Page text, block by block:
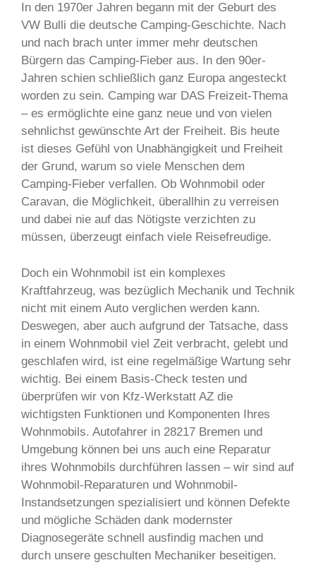
In den 1970er Jahren begann mit der Geburt des
VW Bulli die deutsche Camping-Geschichte. Nach
und nach brach unter immer mehr deutschen
Bürgern das Camping-Fieber aus. In den 90er-
Jahren schien schließlich ganz Europa angesteckt
worden zu sein. Camping war DAS Freizeit-Thema
– es ermöglichte eine ganz neue und von vielen
sehnlichst gewünschte Art der Freiheit. Bis heute
ist dieses Gefühl von Unabhängigkeit und Freiheit
der Grund, warum so viele Menschen dem
Camping-Fieber verfallen. Ob Wohnmobil oder
Caravan, die Möglichkeit, überallhin zu verreisen
und dabei nie auf das Nötigste verzichten zu
müssen, überzeugt einfach viele Reisefreudige.
Doch ein Wohnmobil ist ein komplexes
Kraftfahrzeug, was bezüglich Mechanik und Technik
nicht mit einem Auto verglichen werden kann.
Deswegen, aber auch aufgrund der Tatsache, dass
in einem Wohnmobil viel Zeit verbracht, gelebt und
geschlafen wird, ist eine regelmäßige Wartung sehr
wichtig. Bei einem Basis-Check testen und
überprüfen wir von Kfz-Werkstatt AZ die
wichtigsten Funktionen und Komponenten Ihres
Wohnmobils. Autofahrer in 28217 Bremen und
Umgebung können bei uns auch eine Reparatur
ihres Wohnmobils durchführen lassen – wir sind auf
Wohnmobil-Reparaturen und Wohnmobil-
Instandsetzungen spezialisiert und können Defekte
und mögliche Schäden dank modernster
Diagnosegeräte schnell ausfindig machen und
durch unsere geschulten Mechaniker beseitigen.